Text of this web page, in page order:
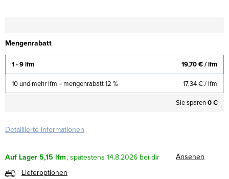
Mengenrabatt
1 - 9 lfm 19,70 €/ lfm
10 und mehr lfm = mengenrabatt 12 % 17,34 €/ lfm
Sie sparen0 €
Detaillierte Informationen
Auf Lager 5,15 lfm 14.8.2026
Ansehen
Lieferoptionen